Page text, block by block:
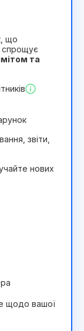
що
спрощує
та
звіти,
нових
щодо вашої